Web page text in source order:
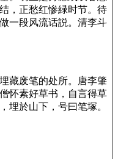
，正愁红惨緑时节。待
一段风流话説。清李斗
藏废笔的处所。唐李肇
怀素好草书，自言得草
埋於山下，号曰笔塚。